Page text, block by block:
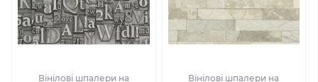
Вінілові шпалери на
Вінілові шпалери на